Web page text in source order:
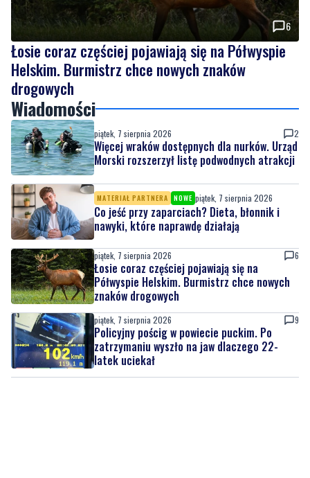
6
Łosie coraz częściej pojawiają się na Półwyspie
Helskim. Burmistrz chce nowych znaków
drogowych
Wiadomości
piątek, 7 sierpnia 2026 2
Więcej wraków dostępnych dla nurków. Urząd
Morski rozszerzył listę podwodnych atrakcji
MATERIAŁ PARTNERA NOWE piątek, 7 sierpnia 2026
Co jeść przy zaparciach? Dieta, błonnik i
nawyki, które naprawdę działają
piątek, 7 sierpnia 2026 6
Łosie coraz częściej pojawiają się na
Półwyspie Helskim. Burmistrz chce nowych
znaków drogowych
piątek, 7 sierpnia 2026 9
Policyjny pościg w powiecie puckim. Po
zatrzymaniu wyszło na jaw dlaczego 22-
latek uciekał